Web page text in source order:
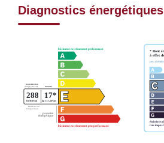
Diagnostics énergétiques